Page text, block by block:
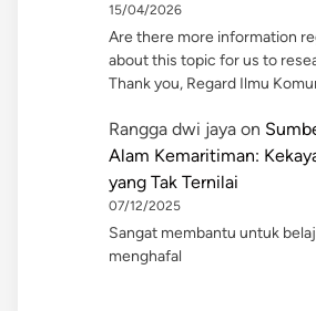
15/04/2026
Are there more information
about this topic for us to
Thank you, Regard Ilmu
Rangga dwi jaya on
Alam Kemaritiman:
yang Tak Ternilai
07/12/2025
Sangat membantu untuk
menghafal